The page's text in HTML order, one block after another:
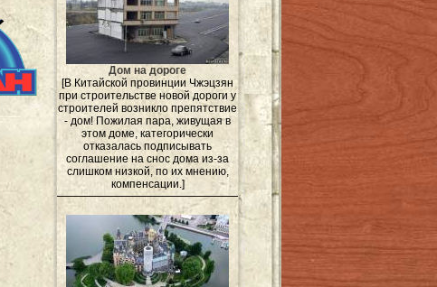
Дом на дороге
[В Китайской провинции Чжэцзян
при строительстве новой дороги у
строителей возникло препятствие
- дом! Пожилая пара, живущая в
этом доме, категорически
отказалась подписывать
соглашение на снос дома из-за
слишком низкой, по их мнению,
компенсации.]